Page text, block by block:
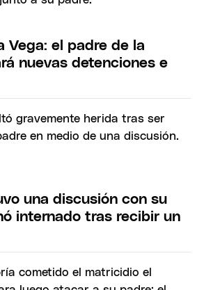
Vega: el padre de la
nuevas detenciones e
una discusión con su
internado tras recibir un